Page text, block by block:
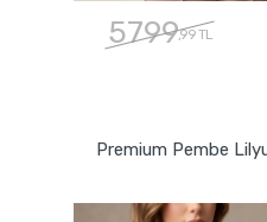
5799,99 TL
Premium Pembe